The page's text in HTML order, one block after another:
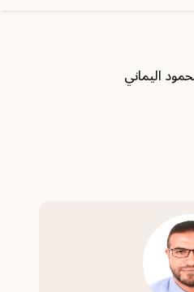
اليماني